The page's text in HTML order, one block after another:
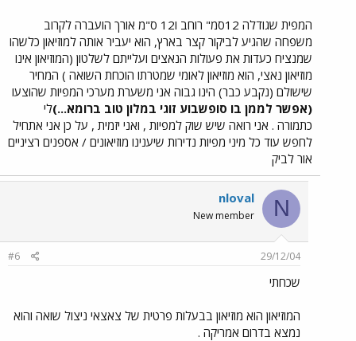
המפית שגודלה 12סמ" רוחב ו12 ס"מ אורך הועברה לקרוב
משפחה שהגיע לביקור קצר בארץ, הוא יעביר אותה למוזיאון כלשהו
שמנציח כעדות את פעולות הנאצים ועלייתם לשלטון (המוזיאון אינו
מוזיאון נאצי, הוא מוזיאון לאומי שמטרתו הוכחת השואה ) המחיר
שישולם (נקבע כבר) הינו גבוה אני משערת מערכי המפיות שהוצעו
(אפשר לממן בו סופשבוע זוגי במלון טוב ברומא...)לי
כתמורה . אני רואה שיש שוק למפיות , ואני יזמית , על כן אני אתחיל
לחפש עוד כל מיני מפיות נדירות שיענינו מוזיאונים / אספנים רציניים
אור לביק
N
nloval
New member
29/12/04
#6
שכחתי
המוזיאון הוא מוזיאון בבעלות פרטית של צאצאי ניצול שואה והוא
נמצא בדרום אמריקה .